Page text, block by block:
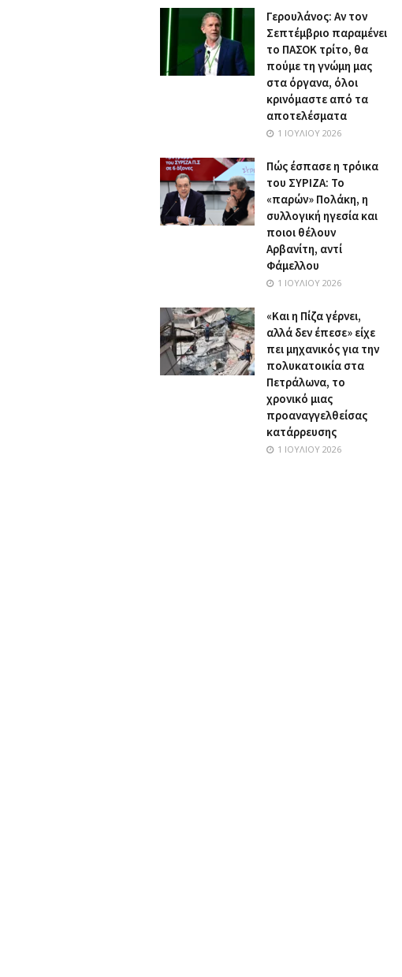
Γερουλάνος: Αν τον
Σεπτέμβριο παραμένει
το ΠΑΣΟΚ τρίτο, θα
πούμε τη γνώμη μας
στα όργανα, όλοι
κρινόμαστε από τα
αποτελέσματα
1 ΙΟΥΛΊΟΥ 2026
Πώς έσπασε η τρόικα
του ΣΥΡΙΖΑ: Το
«παρών» Πολάκη, η
συλλογική ηγεσία και
ποιοι θέλουν
Αρβανίτη, αντί
Φάμελλου
1 ΙΟΥΛΊΟΥ 2026
«Και η Πίζα γέρνει,
αλλά δεν έπεσε» είχε
πει μηχανικός για την
πολυκατοικία στα
Πετράλωνα, το
χρονικό μιας
προαναγγελθείσας
κατάρρευσης
1 ΙΟΥΛΊΟΥ 2026